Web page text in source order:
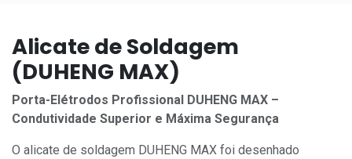
Alicate de Soldagem
(DUHENG MAX)
Porta-Elétrodos Profissional DUHENG MAX –
Condutividade Superior e Máxima Segurança
O alicate de soldagem DUHENG MAX foi desenhado